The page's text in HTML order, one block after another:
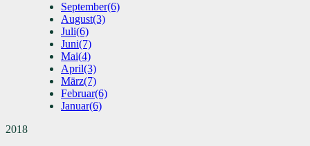
September(6)
August(3)
Juli(6)
Juni(7)
Mai(4)
April(3)
März(7)
Februar(6)
Januar(6)
2018